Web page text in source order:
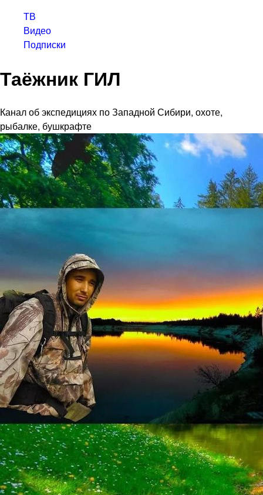
ТВ
Видео
Подписки
Таёжник ГИЛ
Канал об экспедициях по Западной Сибири, охоте,
рыбалке, бушкрафте